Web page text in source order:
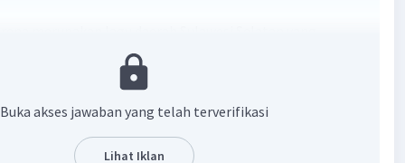
Bahasa Makassar.
Buka akses jawaban yang telah terverifikasi
Lihat Iklan